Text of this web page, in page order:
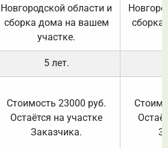
Новгородской области и
сборка дома на вашем
участке.
5 лет.
Стоимость 23000 руб.
Остаётся на участке
Заказчика.